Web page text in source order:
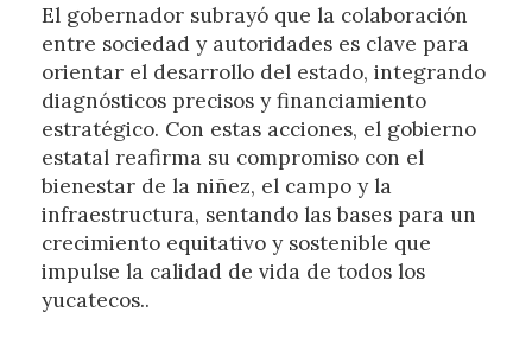
El gobernador subrayó que la colaboración
entre sociedad y autoridades es clave para
orientar el desarrollo del estado, integrando
diagnósticos precisos y financiamiento
estratégico. Con estas acciones, el gobierno
estatal reafirma su compromiso con el
bienestar de la niñez, el campo y la
infraestructura, sentando las bases para un
crecimiento equitativo y sostenible que
impulse la calidad de vida de todos los
yucatecos..